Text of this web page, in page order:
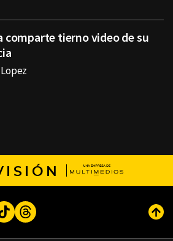
comparte tierno video de su
TikTokThreads